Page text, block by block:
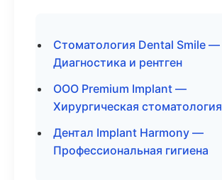
Стоматология Dental Smile —
Диагностика и рентген
ООО Premium Implant —
Хирургическая стоматология
Дентал Implant Harmony —
Профессиональная гигиена